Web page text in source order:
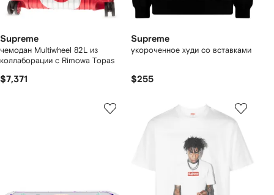
Supreme
чемодан Multiwheel 82L из
коллаборации с Rimowa Topas
$7,371
Supreme
укороченное худи со вставками
$255